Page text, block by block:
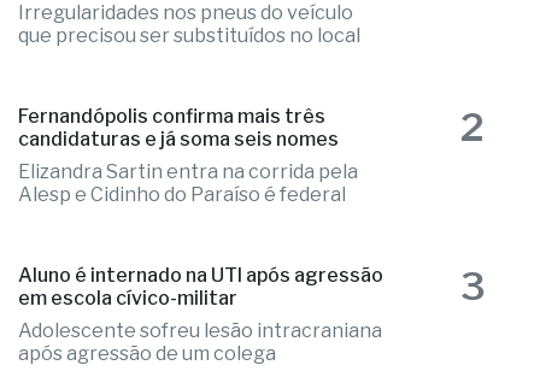
Irregularidades nos pneus do veículo
que precisou ser substituídos no local
Fernandópolis confirma mais três
candidaturas e já soma seis nomes
Elizandra Sartin entra na corrida pela
Alesp e Cidinho do Paraíso é federal
2
Aluno é internado na UTI após agressão
em escola cívico-militar
Adolescente sofreu lesão intracraniana
após agressão de um colega
3